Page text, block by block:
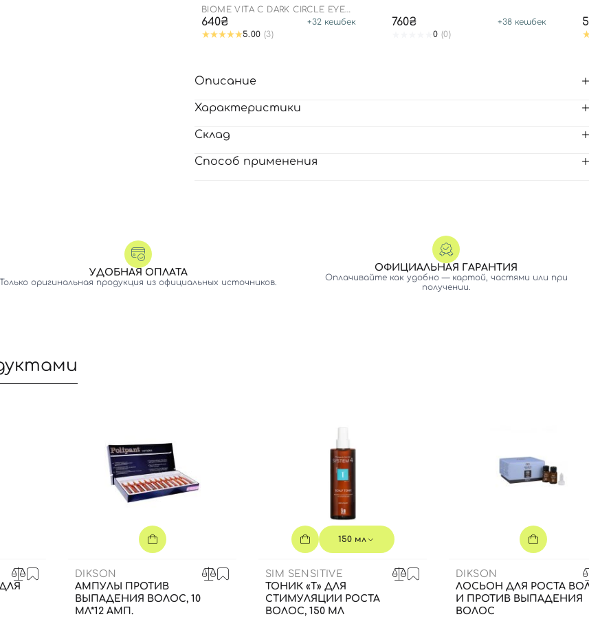
BIOME VITA C DARK CIRCLE EYE
PATCH
640₴ +32 кешбек
5.00 (3)
760₴ +38 кешбек
0 (0)
Описание
Характеристики
Склад
Способ применения
УДОБНАЯ ОПЛАТА
Только оригинальная продукция из официальных источников.
ОФИЦИАЛЬНАЯ ГАРАНТИЯ
Оплачивайте как удобно — картой, частями или при
получении.
DIKSON
АМПУЛЫ ПРОТИВ
ВЫПАДЕНИЯ ВОЛОС, 10
МЛ*12 АМП.
150 мл
SIM SENSITIVE
ТОНИК «Т» ДЛЯ
СТИМУЛЯЦИИ РОСТА
ВОЛОС, 150 МЛ
DIKSON
ЛОСЬОН ДЛЯ РОСТА
И ПРОТИВ ВЫПАДЕНИЯ
ВОЛОС
Номер телефона